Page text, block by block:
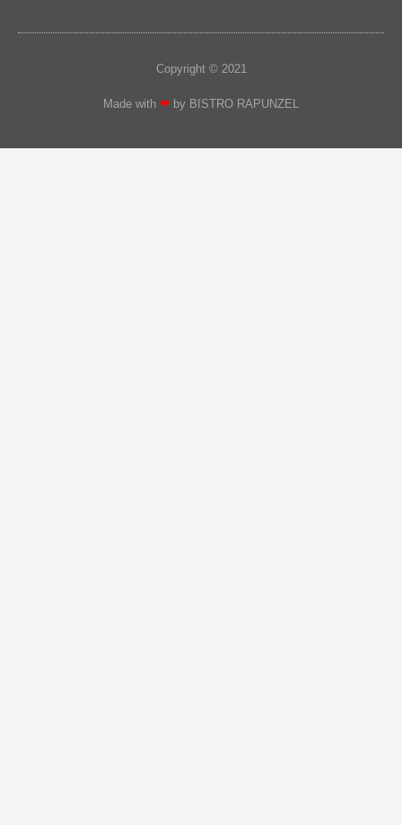
Copyright © 2021
Made with ❤ by BISTRO RAPUNZEL​​